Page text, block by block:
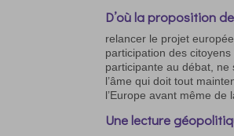
D’où la proposition de
relancer le projet
participation des
participante au débat, ne
l’âme qui doit tout
l’Europe avant même de
Une lecture